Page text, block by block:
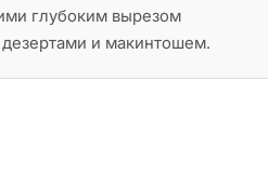
глубоким вырезом
и макинтошем.